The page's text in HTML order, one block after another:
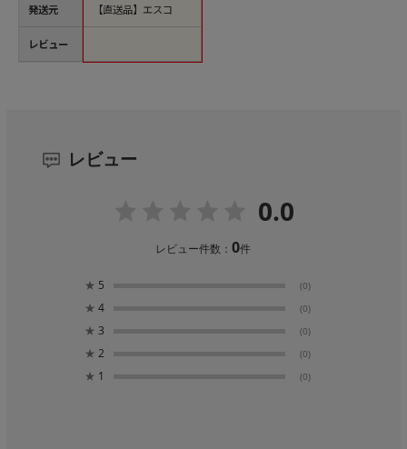
発送元
レビュー
【直送品】エスコ
レビュー
0.0
レビュー件数：0件
★ 5 (0)
★ 4 (0)
★ 3 (0)
★ 2 (0)
★ 1 (0)